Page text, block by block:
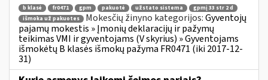
b klasė fr0471 gpm pakuotė užstato sistema
gpmį 33 str 2 d
išmoka už pakuotes
Mokesčių žinyno kategorijos:Gyventojų
pajamų mokestis » Įmonių deklaracijų ir pažymų
teikimas VMI ir gyventojams (V skyrius) » Gyventojams
išmokėtų B klasės išmokų pažyma FR0471 (iki 2017-12-
31)